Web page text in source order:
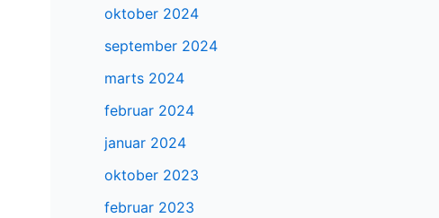
oktober 2024
september 2024
marts 2024
februar 2024
januar 2024
oktober 2023
februar 2023